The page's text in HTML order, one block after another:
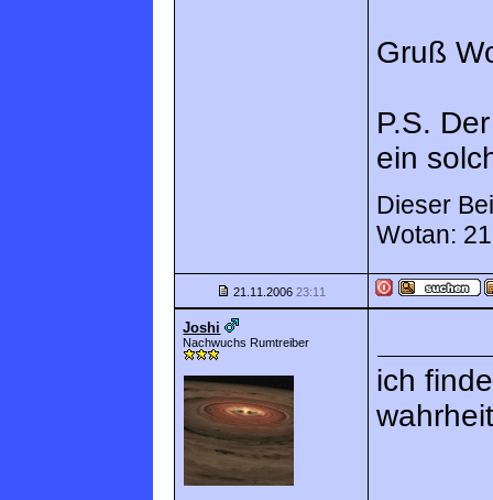
Gruß
P.S.
ein
Dieser
Wotan:
21.11.200623:11
Joshi
Nachwuchs Rumtreiber
ich